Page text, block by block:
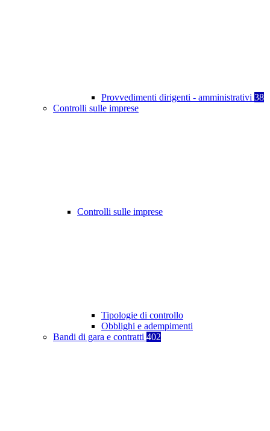
Provvedimenti dirigenti - amministrativi 38
Controlli sulle imprese
Controlli sulle imprese
Tipologie di controllo
Obblighi e adempimenti
Bandi di gara e contratti 402